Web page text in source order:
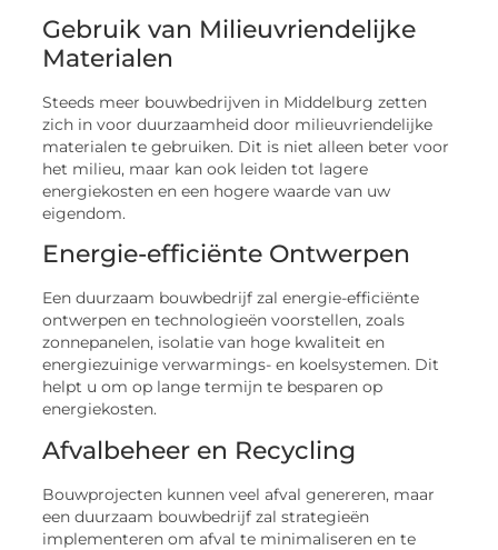
Gebruik van Milieuvriendelijke
Materialen
Steeds meer bouwbedrijven in Middelburg zetten
zich in voor duurzaamheid door milieuvriendelijke
materialen te gebruiken. Dit is niet alleen beter voor
het milieu, maar kan ook leiden tot lagere
energiekosten en een hogere waarde van uw
eigendom.
Energie-efficiënte Ontwerpen
Een duurzaam bouwbedrijf zal energie-efficiënte
ontwerpen en technologieën voorstellen, zoals
zonnepanelen, isolatie van hoge kwaliteit en
energiezuinige verwarmings- en koelsystemen. Dit
helpt u om op lange termijn te besparen op
energiekosten.
Afvalbeheer en Recycling
Bouwprojecten kunnen veel afval genereren, maar
een duurzaam bouwbedrijf zal strategieën
implementeren om afval te minimaliseren en te